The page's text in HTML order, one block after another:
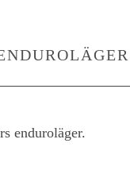
enduroläger.